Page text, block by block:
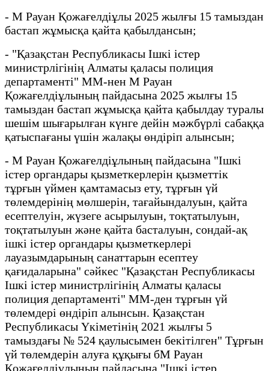
- М Рауан Қожағелдіұлы 2025 жылғы 15 тамыздан
бастап жұмысқа қайта қабылдансын;
- "Қазақстан Республикасы Ішкі істер
министрлігінің Алматы қаласы полиция
департаменті" ММ-нен М Рауан
Қожағелдіұлының пайдасына 2025 жылғы 15
тамыздан бастап жұмысқа қайта қабылдау туралы
шешім шығарылған күнге дейін мәжбүрлі сабаққа
қатыспағаны үшін жалақы өндіріп алынсын;
- М Рауан Қожағелдіұлының пайдасына "Ішкі
істер органдары қызметкерлерін қызметтік
тұрғын үймен қамтамасыз ету, тұрғын үй
төлемдерінің мөлшерін, тағайындалуын, қайта
есептелуін, жүзеге асырылуын, тоқтатылуын,
тоқтатылуын және қайта басталуын, сондай-ақ
ішкі істер органдары қызметкерлері
лауазымдарының санаттарын есептеу
қағидаларына" сәйкес "Қазақстан Республикасы
Ішкі істер министрлігінің Алматы қаласы
полиция департаменті" ММ-ден тұрғын үй
төлемдері өндіріп алынсын. Қазақстан
Республикасы Үкіметінің 2021 жылғы 5
тамыздағы № 524 қаулысымен бекітілген" Тұрғын
үй төлемдерін алуға құқығы бМ Рауан
Қожағелдіұлының пайдасына "Ішкі істер